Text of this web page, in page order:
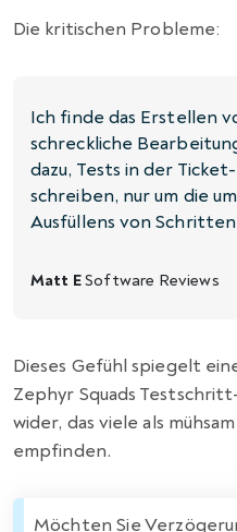
Die kritischen Probleme:
Ich finde das Erstellen
schreckliche
dazu, Tests in der
schreiben, nur um die
Ausfüllens von
Matt ESoftware Reviews
Dieses Gefühl spiegelt
Zephyr Squads
wider, das viele als
empfinden.
Möchten Sie